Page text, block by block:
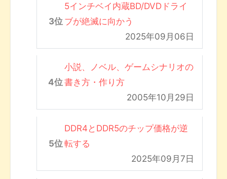
5インチベイ内蔵BD/DVDドライ
ブが絶滅に向かう
2025年09月06日
小説、ノベル、ゲームシナリオの
書き方・作り方
2005年10月29日
DDR4とDDR5のチップ価格が逆
転する
2025年09月7日